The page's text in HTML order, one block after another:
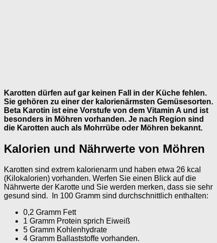
Karotten dürfen auf gar keinen Fall in der Küche fehlen.
Sie gehören zu einer der kalorienärmsten Gemüsesorten.
Beta Karotin ist eine Vorstufe von dem Vitamin A und ist
besonders in Möhren vorhanden. Je nach Region sind
die Karotten auch als Mohrrübe oder Möhren bekannt.
Kalorien und Nährwerte von Möhren
Karotten sind extrem kalorienarm und haben etwa 26 kcal
(Kilokalorien) vorhanden. Werfen Sie einen Blick auf die
Nährwerte der Karotte und Sie werden merken, dass sie sehr
gesund sind. In 100 Gramm sind durchschnittlich enthalten:
0,2 Gramm Fett
1 Gramm Protein sprich Eiweiß
5 Gramm Kohlenhydrate
4 Gramm Ballaststoffe vorhanden.